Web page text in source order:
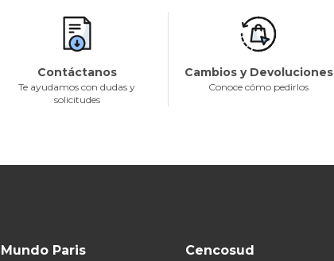
Contáctanos
Te ayudamos con dudas y
solicitudes
Cambios y Devoluciones
Conoce cómo pedirlos
Mundo Paris Cencosud